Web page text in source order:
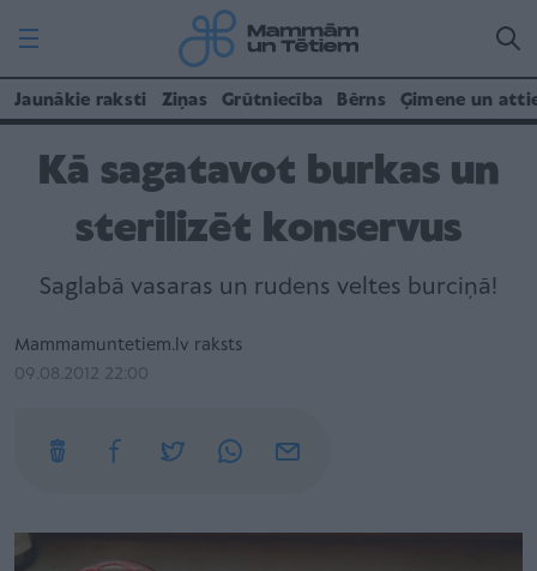
Jaunākie raksti Ziņas Grūtniecība Bērns Ģimene un
Kā sagatavot burkas un
sterilizēt konservus
Saglabā vasaras un rudens veltes burciņā!
Mammamuntetiem.lv raksts
09.08.2012 22:00